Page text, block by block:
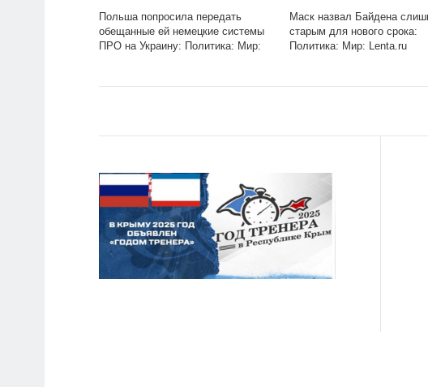
Польша попросила передать
обещанные ей немецкие системы
ПРО на Украину: Политика: Мир:
Маск назвал Байдена
старым для нового срока:
Политика: Мир: Lenta.ru